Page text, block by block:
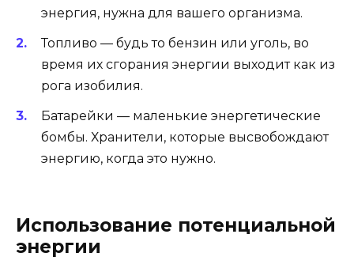
энергия, нужна для вашего организма.
Топливо — будь то бензин или уголь, во
время их сгорания энергии выходит как из
рога изобилия.
Батарейки — маленькие энергетические
бомбы. Хранители, которые высвобождают
энергию, когда это нужно.
Использование потенциальной
энергии